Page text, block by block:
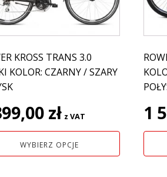
KROSS TRANS 3.0
KOLOR: CZARNY / SZARY
zł z VAT
WYBIERZ OPCJE
1
Opcje
na